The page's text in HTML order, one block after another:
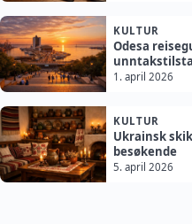
KULTUR
Odesa
1. april 2026
KULTUR
Ukrainsk
besøkende
5. april 2026